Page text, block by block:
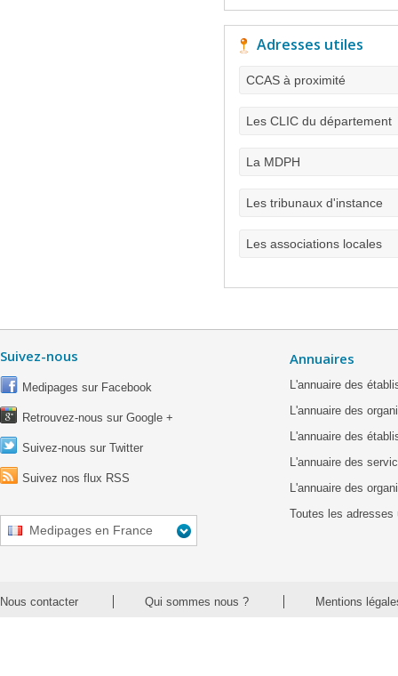
Adresses utiles
CCAS à proximité
Les CLIC du département
La MDPH
Les tribunaux d'instance
Les associations locales
Suivez-nous
Medipages sur Facebook
Retrouvez-nous sur Google +
Suivez-nous sur Twitter
Suivez nos flux RSS
Medipages en France
Annuaires
L'annuaire des
L'annuaire des
L'annuaire des
L'annuaire des
L'annuaire des
Toutes les adresses
Nous contacter Qui sommes nous ? Mentions